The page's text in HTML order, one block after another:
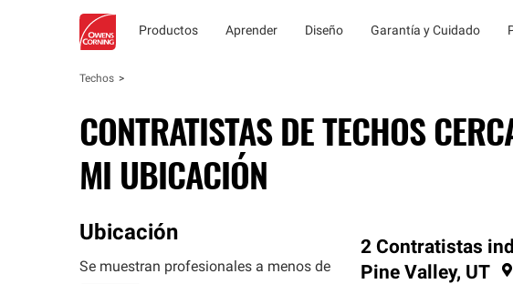
Productos Aprender Diseño Garantía y Cuidado
Techos
CONTRATISTAS DE TECHOS
MI UBICACIÓN
Ubicación
Se muestran profesionales a menos de
2 Contratistas
Pine Valley, UT